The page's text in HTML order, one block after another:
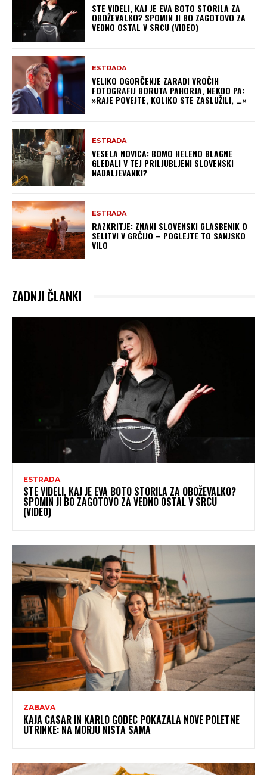
STE VIDELI, KAJ JE EVA BOTO STORILA ZA
OBOŽEVALKO? SPOMIN JI BO ZAGOTOVO ZA
VEDNO OSTAL V SRCU (VIDEO)
ESTRADA
VELIKO OGORČENJE ZARADI VROČIH
FOTOGRAFIJ BORUTA PAHORJA, NEKDO PA:
»RAJE POVEJTE, KOLIKO STE ZASLUŽILI, …«
ESTRADA
VESELA NOVICA: BOMO HELENO BLAGNE
GLEDALI V TEJ PRILJUBLJENI SLOVENSKI
NADALJEVANKI?
ESTRADA
RAZKRITJE: ZNANI SLOVENSKI GLASBENIK O
SELITVI V GRČIJO – POGLEJTE TO SANJSKO
VILO
ZADNJI ČLANKI
ESTRADA
STE VIDELI, KAJ JE EVA BOTO STORILA ZA OBOŽEVALKO?
SPOMIN JI BO ZAGOTOVO ZA VEDNO OSTAL V SRCU
(VIDEO)
ZABAVA
KAJA CASAR IN KARLO GODEC POKAZALA NOVE POLETNE
UTRINKE: NA MORJU NISTA SAMA